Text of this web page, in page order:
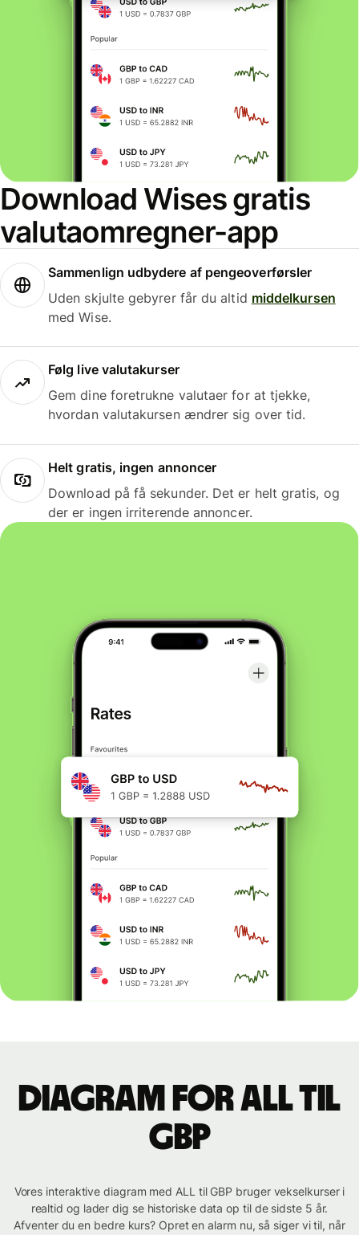
Download Wises gratis
valutaomregner-app
Sammenlign udbydere af pengeoverførsler
Uden skjulte gebyrer får du altid middelkursen
med Wise.
Følg live valutakurser
Gem dine foretrukne valutaer for at tjekke,
hvordan valutakursen ændrer sig over tid.
Helt gratis, ingen annoncer
Download på få sekunder. Det er helt gratis, og
der er ingen irriterende annoncer.
Diagram for ALL til
GBP
Vores interaktive diagram med ALL til GBP bruger vekselkurser i
realtid og lader dig se historiske data op til de sidste 5 år.
Afventer du en bedre kurs? Opret en alarm nu, så siger vi til, når